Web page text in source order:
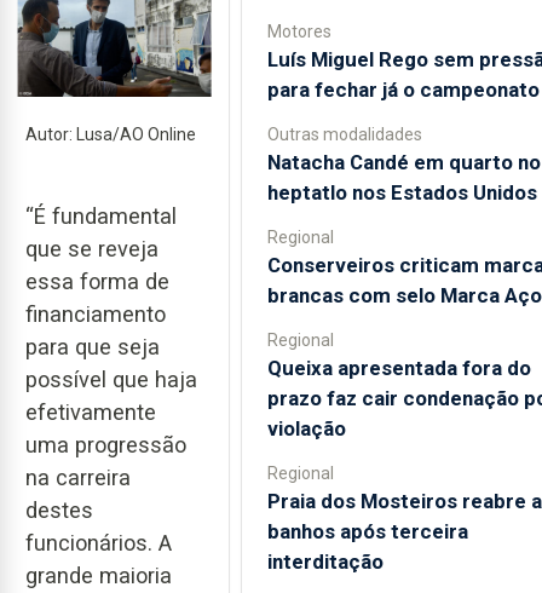
Autor: Lusa/AO Online
“É fundamental
que se reveja
essa forma de
financiamento
para que seja
possível que haja
efetivamente
uma progressão
na carreira
destes
funcionários. A
grande maioria
Motores
Luís Miguel Rego sem
para fechar já o campeonato
Outras modalidades
Natacha Candé em quarto no
heptatlo nos Estados Unidos
Regional
Conserveiros criticam
brancas com selo Marca
Regional
Queixa apresentada fora do
prazo faz cair condenação
violação
Regional
Praia dos Mosteiros reabre a
banhos após terceira
interditação